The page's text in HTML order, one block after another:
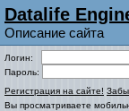
Datalife
Описание сайта
Логин:
Пароль:
Регистрация на сайте!
Вы просматриваете